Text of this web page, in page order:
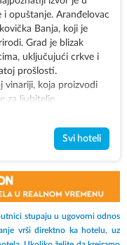
i opuštanje. Aranđelovac
Banja, koji je
Grad je blizak
uključujući crkve i
prošlosti.
vinariji, koja proizvodi
za ljubitelje
i opuštajući odmor,
prirode i kulture.
Svi hoteli
stupaju u ugovorni odnos
vrši direktno ka hotelu, uz